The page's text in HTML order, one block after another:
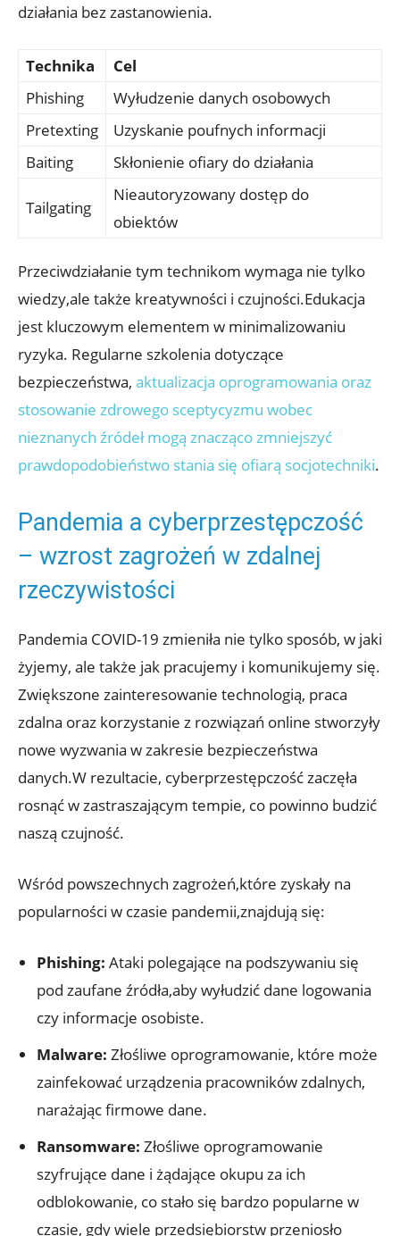
⁢działania bez zastanowienia.
Technika
Cel
Phishing
Wyłudzenie danych osobowych
Pretexting
Uzyskanie‍ poufnych informacji
Baiting
Skłonienie ofiary do ⁢działania
Tailgating
Nieautoryzowany dostęp do
obiektów
Przeciwdziałanie tym technikom wymaga nie tylko​
wiedzy,ale także kreatywności⁤ i czujności.Edukacja⁢
jest kluczowym elementem w minimalizowaniu
ryzyka. Regularne szkolenia‍ dotyczące
bezpieczeństwa, aktualizacja oprogramowania oraz
stosowanie zdrowego sceptycyzmu wobec
nieznanych źródeł mogą znacząco zmniejszyć
prawdopodobieństwo stania się ofiarą socjotechniki.
Pandemia a cyberprzestępczość
– wzrost zagrożeń w ⁢zdalnej
rzeczywistości
Pandemia⁣ COVID-19 zmieniła nie tylko sposób, w jaki⁢
żyjemy,‍ ale ⁣także jak pracujemy i komunikujemy ​się.
Zwiększone zainteresowanie⁣ technologią, praca
zdalna oraz korzystanie⁤ z ​rozwiązań online stworzyły
nowe wyzwania w zakresie‍ bezpieczeństwa
danych.W rezultacie, cyberprzestępczość zaczęła
rosnąć w zastraszającym⁢ tempie, co⁤ powinno budzić
naszą czujność.
Wśród powszechnych ‌zagrożeń,które‍ zyskały⁢ na
popularności ​w czasie ‌pandemii,znajdują się:
Phishing: ‍Ataki ‍polegające ​na podszywaniu się
pod zaufane ‌źródła,aby ⁢wyłudzić dane logowania⁣
czy ‌informacje osobiste.
Malware: Złośliwe oprogramowanie, które ⁤może
zainfekować urządzenia⁢ pracowników zdalnych,
narażając firmowe dane.
Ransomware: ⁤Złośliwe oprogramowanie
szyfrujące‍ dane⁤ i​ żądające okupu za ‍ich​
odblokowanie, co stało się⁤ bardzo popularne w‍
czasie, gdy⁣ wiele przedsiębiorstw przeniosło